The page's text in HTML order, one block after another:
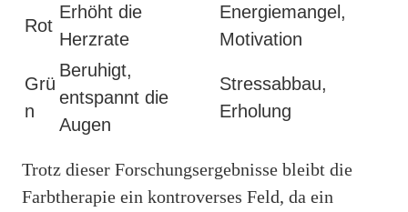
Rot
Erhöht die
Herzrate
Energiemangel,
Motivation
Grü
n
Beruhigt,
entspannt die
Augen
Stressabbau,
Erholung
Trotz dieser Forschungsergebnisse bleibt die
Farbtherapie ein kontroverses Feld, da ein